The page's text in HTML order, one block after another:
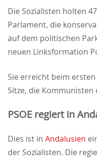
Die Sozialisten holten
Parlament, die
auf dem politischen
neuen Linksformation
Sie erreicht beim
Sitze, die Kommunisten
PSOE regiert in
Dies ist in Andalusien
der Sozialisten. Die